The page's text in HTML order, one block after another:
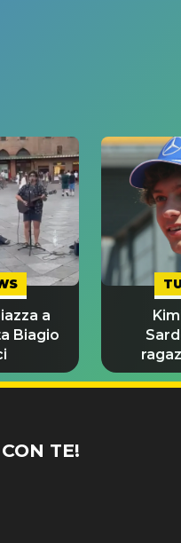
a
Biagio
TE!